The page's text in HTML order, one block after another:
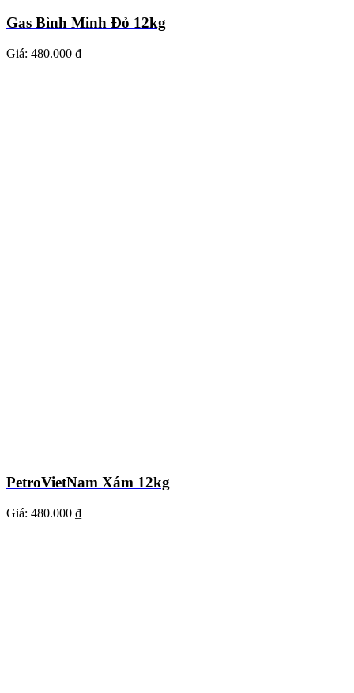
Gas Bình Minh Đỏ 12kg
Giá: 480.000 ₫
PetroVietNam Xám 12kg
Giá: 480.000 ₫